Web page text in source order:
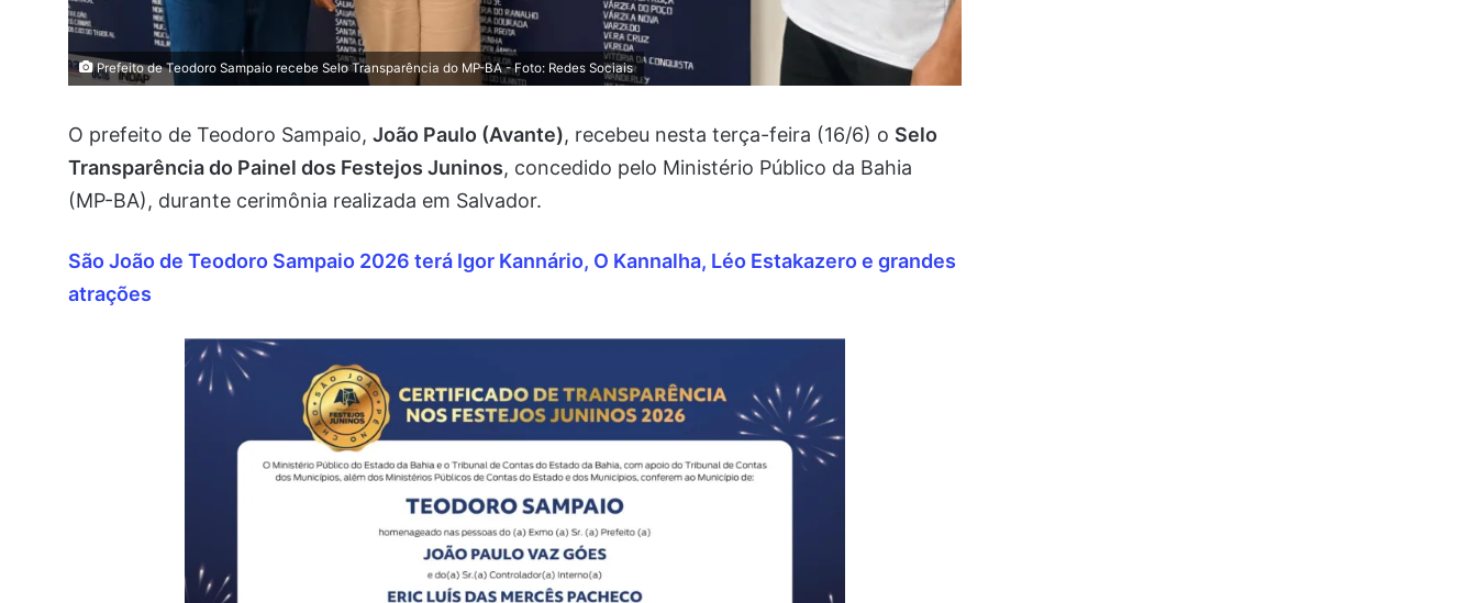
Prefeito de Teodoro Sampaio recebe Selo Transparência do MP-BA - Foto: Redes Sociais
O prefeito de Teodoro Sampaio, João Paulo (Avante), recebeu nesta terça-feira (16/6) o Selo
Transparência do Painel dos Festejos Juninos, concedido pelo Ministério Público da Bahia
(MP-BA), durante cerimônia realizada em Salvador.
São João de Teodoro Sampaio 2026 terá Igor Kannário, O Kannalha, Léo Estakazero e grandes
atrações